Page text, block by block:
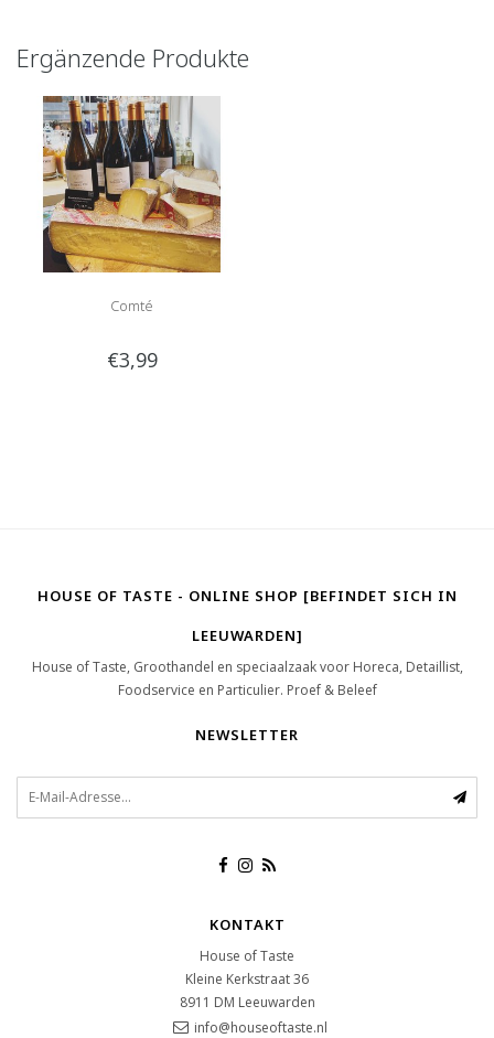
Ergänzende Produkte
Comté
€3,99
HOUSE OF TASTE - ONLINE SHOP [BEFINDET SICH IN
LEEUWARDEN]
House of Taste, Groothandel en speciaalzaak voor Horeca, Detaillist,
Foodservice en Particulier. Proef & Beleef
NEWSLETTER
KONTAKT
House of Taste
Kleine Kerkstraat 36
8911 DM Leeuwarden
info@houseoftaste.nl